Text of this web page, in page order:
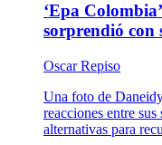
‘Epa
sorprendió con
Oscar Repiso
Una foto de
reacciones entre sus
alternativas para